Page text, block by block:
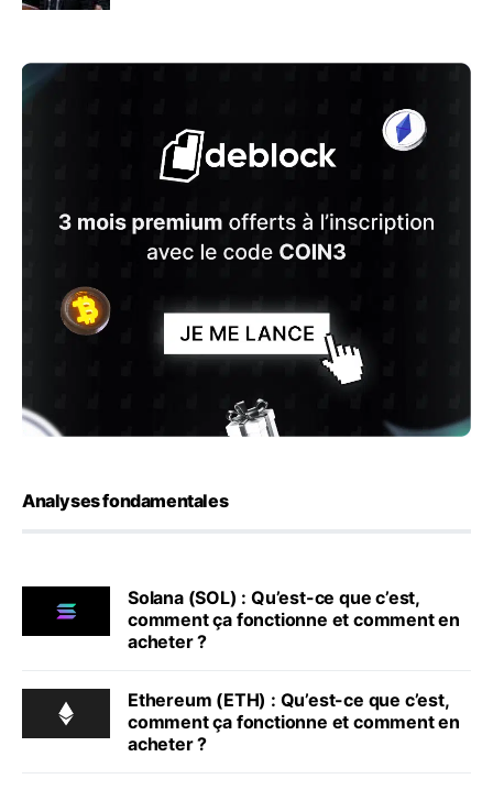
Analyses fondamentales
Solana (SOL) : Qu’est-ce que c’est,
comment ça fonctionne et comment en
acheter ?
Ethereum (ETH) : Qu’est-ce que c’est,
comment ça fonctionne et comment en
acheter ?